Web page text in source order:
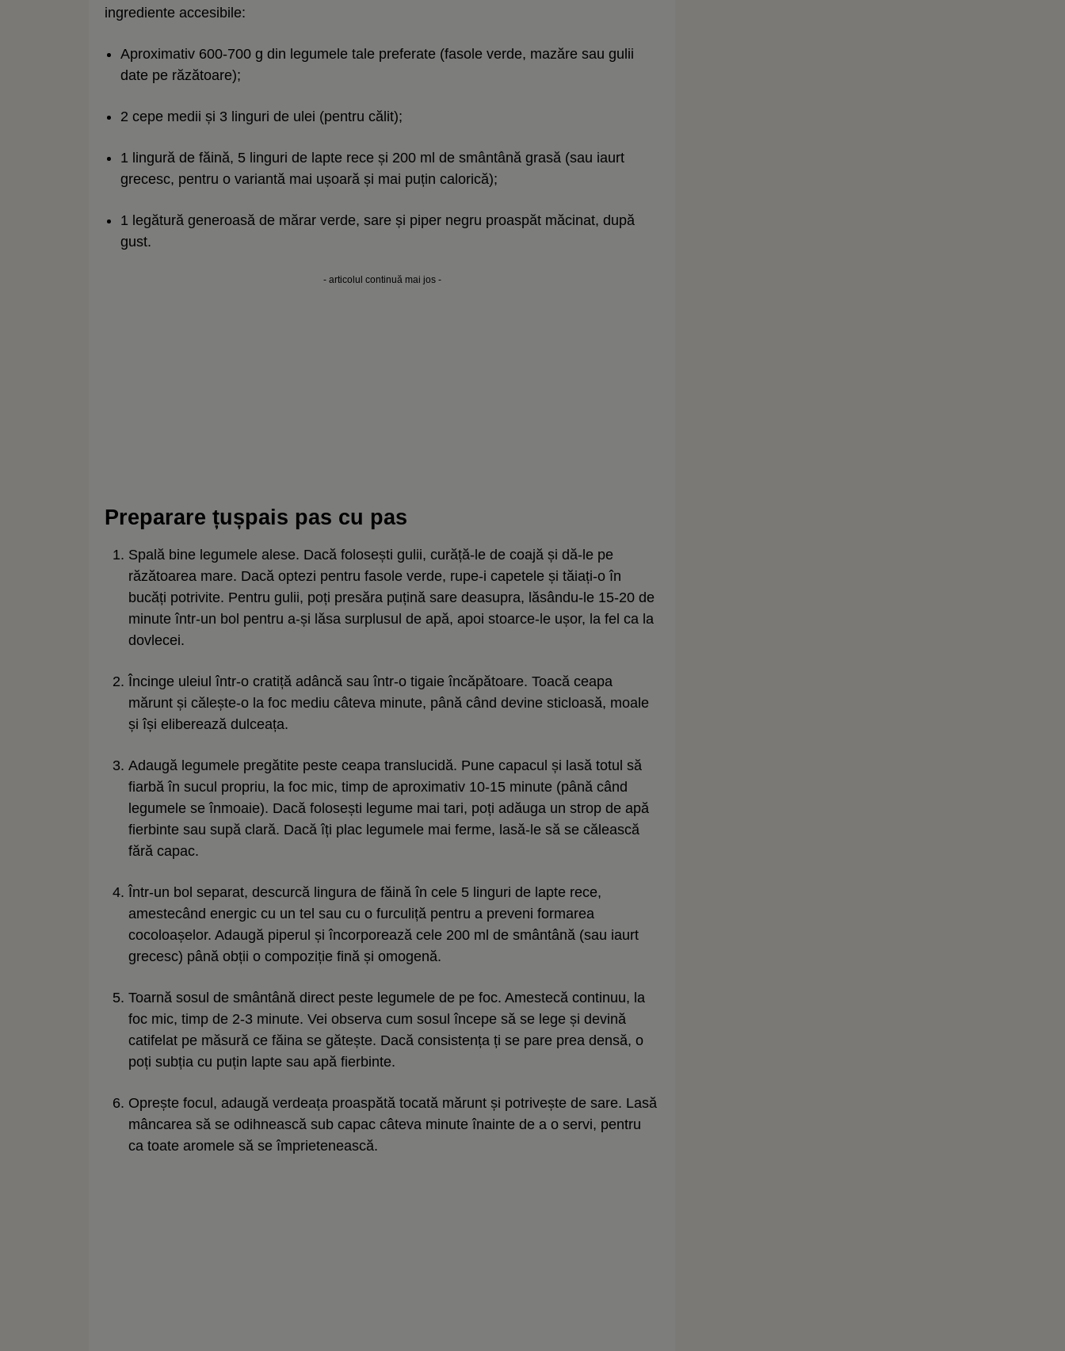
ingrediente accesibile:
Aproximativ 600-700 g din legumele tale preferate (fasole verde, mazăre sau gulii
date pe răzătoare);
2 cepe medii și 3 linguri de ulei (pentru călit);
1 lingură de făină, 5 linguri de lapte rece și 200 ml de smântână grasă (sau iaurt
grecesc, pentru o variantă mai ușoară și mai puțin calorică);
1 legătură generoasă de mărar verde, sare și piper negru proaspăt măcinat, după
gust.
- articolul continuă mai jos -
Preparare țușpais pas cu pas
Spală bine legumele alese. Dacă folosești gulii, curăță-le de coajă și dă-le pe
răzătoarea mare. Dacă optezi pentru fasole verde, rupe-i capetele și tăiați-o în
bucăți potrivite. Pentru gulii, poți presăra puțină sare deasupra, lăsându-le 15-20 de
minute într-un bol pentru a-și lăsa surplusul de apă, apoi stoarce-le ușor, la fel ca la
dovlecei.
Încinge uleiul într-o cratiță adâncă sau într-o tigaie încăpătoare. Toacă ceapa
mărunt și călește-o la foc mediu câteva minute, până când devine sticloasă, moale
și își eliberează dulceața.
Adaugă legumele pregătite peste ceapa translucidă. Pune capacul și lasă totul să
fiarbă în sucul propriu, la foc mic, timp de aproximativ 10-15 minute (până când
legumele se înmoaie). Dacă folosești legume mai tari, poți adăuga un strop de apă
fierbinte sau supă clară. Dacă îți plac legumele mai ferme, lasă-le să se călească
fără capac.
Într-un bol separat, descurcă lingura de făină în cele 5 linguri de lapte rece,
amestecând energic cu un tel sau cu o furculiță pentru a preveni formarea
cocoloașelor. Adaugă piperul și încorporează cele 200 ml de smântână (sau iaurt
grecesc) până obții o compoziție fină și omogenă.
Toarnă sosul de smântână direct peste legumele de pe foc. Amestecă continuu, la
foc mic, timp de 2-3 minute. Vei observa cum sosul începe să se lege și devină
catifelat pe măsură ce făina se gătește. Dacă consistența ți se pare prea densă, o
poți subția cu puțin lapte sau apă fierbinte.
Oprește focul, adaugă verdeața proaspătă tocată mărunt și potrivește de sare. Lasă
mâncarea să se odihnească sub capac câteva minute înainte de a o servi, pentru
ca toate aromele să se împrietenească.